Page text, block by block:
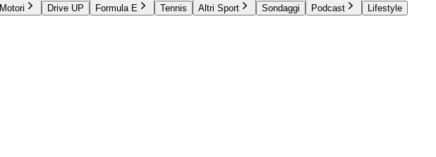
Motori Drive UP Formula E Tennis Altri Sport Sondaggi Podcast
Lifestyle